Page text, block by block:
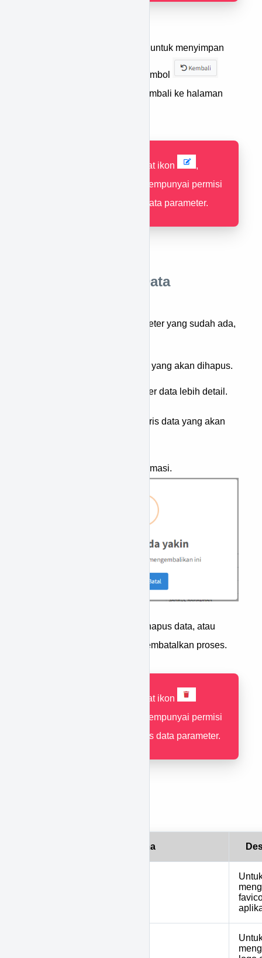
untuk menyimpan
perubahan, atau tekan tombol
untuk membatalkan & kembali ke halaman
Jika tidak terdapat ikon
,
pastikan Anda mempunyai permisi
untuk merubah data parameter.
Cara Menghapus Data
Untuk menghapus data parameter yang sudah ada,
Cari terlebih dahulu data yang akan dihapus.
untuk filter data lebih detail.
pada baris data yang akan
Akan tampil popup konfirmasi.
untuk menghapus data, atau
untuk membatalkan proses.
Jika tidak terdapat ikon
pastikan Anda mempunyai permisi
untuk menghapus data parameter.
Nama